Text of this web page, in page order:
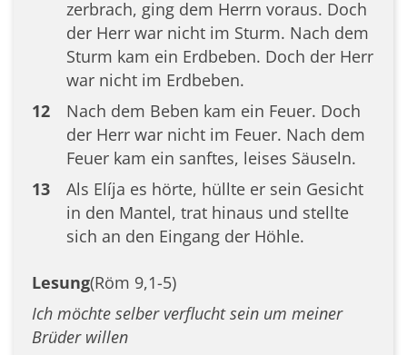
zerbrach, ging dem Herrn voraus. Doch
der Herr war nicht im Sturm. Nach dem
Sturm kam ein Erdbeben. Doch der Herr
war nicht im Erdbeben.
12
Nach dem Beben kam ein Feuer. Doch
der Herr war nicht im Feuer. Nach dem
Feuer kam ein sanftes, leises Säuseln.
13
Als Elíja es hörte, hüllte er sein Gesicht
in den Mantel, trat hinaus und stellte
sich an den Eingang der Höhle.
Lesung(Röm 9,1-5)
Ich möchte selber verflucht sein um meiner
Brüder willen